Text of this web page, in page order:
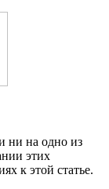
ни на одно из
этих
к этой статье.